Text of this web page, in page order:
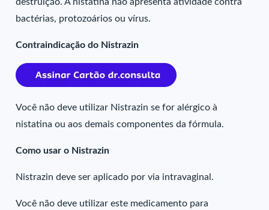
bactérias, protozoários ou vírus.
Contraindicação do Nistrazin
Você não deve utilizar Nistrazin se for alérgico à
nistatina ou aos demais componentes da fórmula.
Como usar o Nistrazin
Nistrazin deve ser aplicado por via intravaginal.
Você não deve utilizar este medicamento para